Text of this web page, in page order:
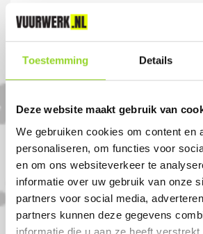
Toestemming Details
Deze website maakt gebruik van
We gebruiken cookies om content en
personaliseren, om functies voor
en om ons websiteverkeer te
informatie over uw gebruik van onze
partners voor social media,
partners kunnen deze gegevens
informatie die u aan ze heeft verstrekt
extra openingstijden voor
vuurwerkverkoop
29-12 geopend van 9:00 tot
Komt u uit
Koop uw vuurwerk dan bij
De Uiver in Katwijk. U bent
welkom! U bent uiteraard